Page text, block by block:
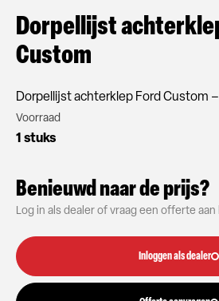
Dorpellijst
Custom
Dorpellijst achterklep Ford Custom
Voorraad
1 stuks
Benieuwd naar de prijs?
Log in als dealer of vraag een offerte aan
Inloggen als dealer